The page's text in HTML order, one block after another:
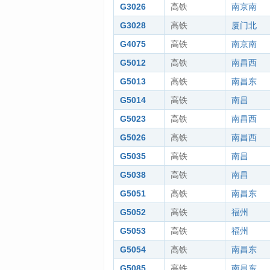
G3026 高铁
南京南
G3028
高铁
厦门北
G4075
高铁
南京南
G5012
高铁
南昌西
G5013
高铁
南昌东
G5014
高铁
南昌
G5023
高铁
南昌西
G5026
高铁
南昌西
G5035
高铁
南昌
G5038
高铁
南昌
G5051
高铁
南昌东
G5052
高铁
福州
G5053
高铁
福州
G5054
高铁
南昌东